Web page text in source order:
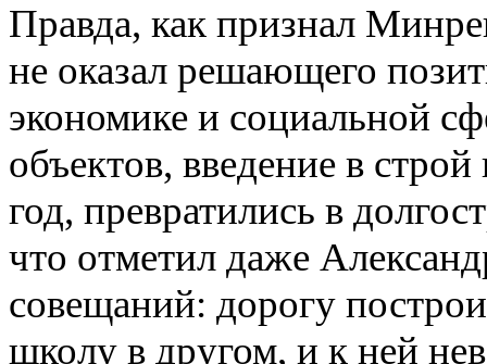
Правда, как признал
не оказал решающего
экономике и социальной
объектов, введение в
год, превратились в
что отметил даже
совещаний: дорогу
школу в другом, и к ней